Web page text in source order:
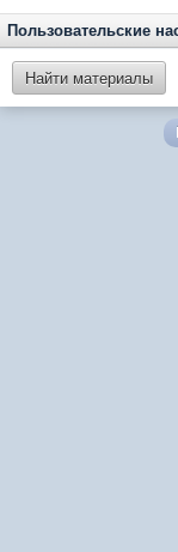
Пользовательские
Найти материалы